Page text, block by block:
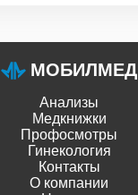
МОБИЛМЕД
Анализы
Медкнижки
Профосмотры
Гинекология
Контакты
О компании